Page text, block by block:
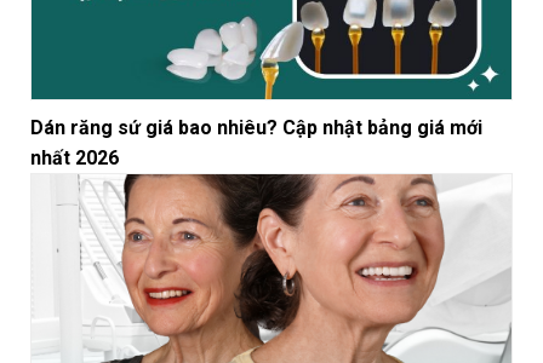
Dán răng sứ giá bao nhiêu? Cập nhật bảng giá mới
nhất 2026